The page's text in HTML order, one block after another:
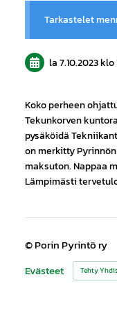
Tarkastelet
la 7.10.2023klo
Koko perheen
Tekunkorven
pysäköidä
on merkitty
maksuton. Nappaa
Lämpimästi
©Porin Pyrintö ry
Evästeet
Tehty